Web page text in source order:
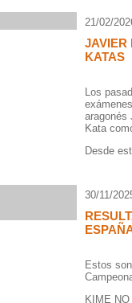
21/02/
JAVIER
KATAS
Los
aragonés
Kata
Desde
30/11/
Estos
KIME